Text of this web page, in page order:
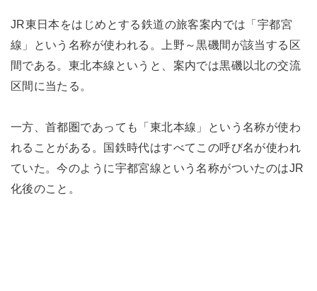
JR東日本をはじめとする鉄道の旅客案内では「宇都宮
線」という名称が使われる。上野～黒磯間が該当する区
間である。東北本線というと、案内では黒磯以北の交流
区間に当たる。
一方、首都圏であっても「東北本線」という名称が使わ
れることがある。国鉄時代はすべてこの呼び名が使われ
ていた。今のように宇都宮線という名称がついたのはJR
化後のこと。